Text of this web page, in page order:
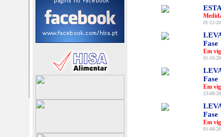
01-12-
Fase
Em
01-10-
Fase
Em
23-08-
Fase
Em
01-08-